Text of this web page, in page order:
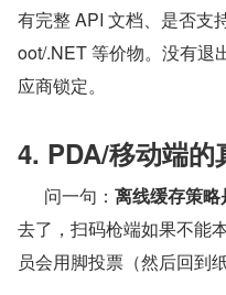
有完整 API 文档、是否支
oot/.NET 等价物。没有退
应商锁定。
4. PDA/移动端的
      问一句：
离线缓存策略
去了，扫码枪端如果不能
员会用脚投票（然后回到